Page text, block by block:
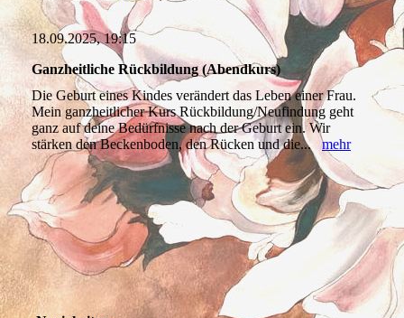
18.09.2025, 19:15
Ganzheitliche Rückbildung (Abendkurs)
Die Geburt eines Kindes verändert das Leben einer Frau.
Mein ganzheitlicher Kurs Rückbildung/Neufindung geht
ganz auf deine Bedürfnisse nach der Geburt ein. Wir
stärken den Beckenboden, den Rücken und die...mehr